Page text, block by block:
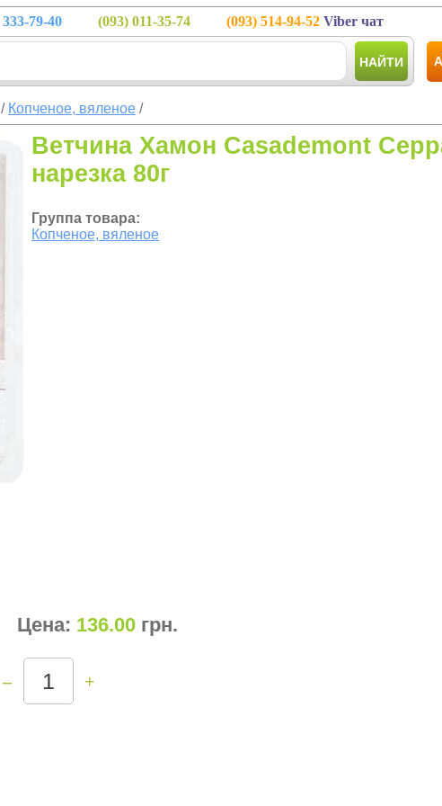
333-79-40 (093) 011-35-74 (093) 514-94-52 Viber чат
НАЙТИ
/ Копченое, вяленое /
Ветчина Хамон Casademont
нарезка 80г
Группа товара:
Копченое, вяленое
Цена: 136.00 грн.
– +